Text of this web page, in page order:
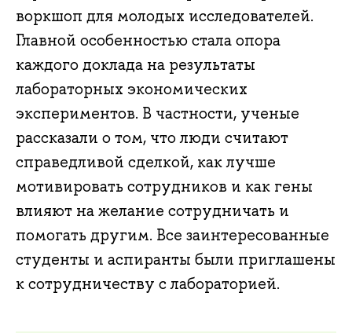
воркшоп для молодых исследователей.
Главной особенностью стала опора
каждого доклада на результаты
лабораторных экономических
экспериментов. В частности, ученые
рассказали о том, что люди считают
справедливой сделкой, как лучше
мотивировать сотрудников и как гены
влияют на желание сотрудничать и
помогать другим. Все заинтересованные
студенты и аспиранты были приглашены
к сотрудничеству с лабораторией.